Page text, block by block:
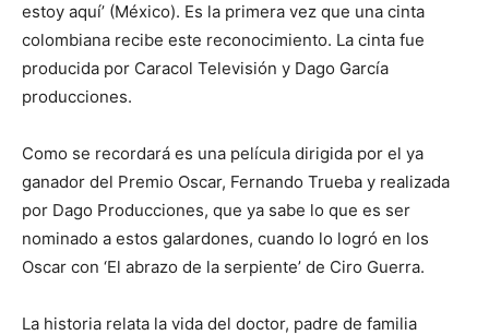
estoy aquí’ (México). Es la primera vez que una cinta
colombiana recibe este reconocimiento. La cinta fue
producida por Caracol Televisión y Dago García
producciones.
Como se recordará es una película dirigida por el ya
ganador del Premio Oscar, Fernando Trueba y realizada
por Dago Producciones, que ya sabe lo que es ser
nominado a estos galardones, cuando lo logró en los
Oscar con ‘El abrazo de la serpiente’ de Ciro Guerra.
La historia relata la vida del doctor, padre de familia